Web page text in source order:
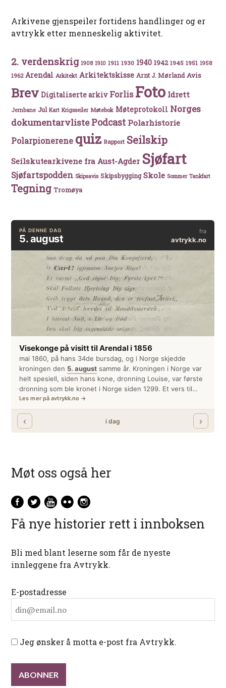
Arkivene gjenspeiler fortidens handlinger og er
avtrykk etter menneskelig aktivitet.
2. verdenskrig 1908 1910 1911 1930 1940 1942 1945 1951 1958
1962 Arendal Arkitekt Arkitektskisse Arnt J. Mørland Avis
Brev Digitaliserte arkiv Forlis Foto Idrett
Jernbane Jul Kart Krigsseiler Møtebok Møteprotokoll Norges
dokumentarvlistePodcast Polarhistorie
Polarpionerene quiz Rapport Seilskip
Seilskutearkivene fra Aust-Agder Sjøfart
Sjøfartspodden Skipsavis Skipsbygging Skole Sommer Tankfart
Tegning Tromøya
Møt oss også her
Få nye historier rett i innboksen
Bli med blant leserne som får de nyeste
innleggene fra Avtrykk.
E-postadresse
Jeg ønsker å motta e-post fra Avtrykk.